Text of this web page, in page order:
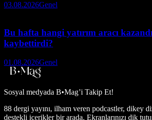
03.08.2026Genel
Bu hafta hangi yatırım aracı
kaybettirdi?
01.08.2026Genel
Sosyal medyada B•Mag’i Takip Et!
88 dergi yayını, ilham veren podcastler, dikey
destekli içerikler bir arada. Ekranlarınızı dik